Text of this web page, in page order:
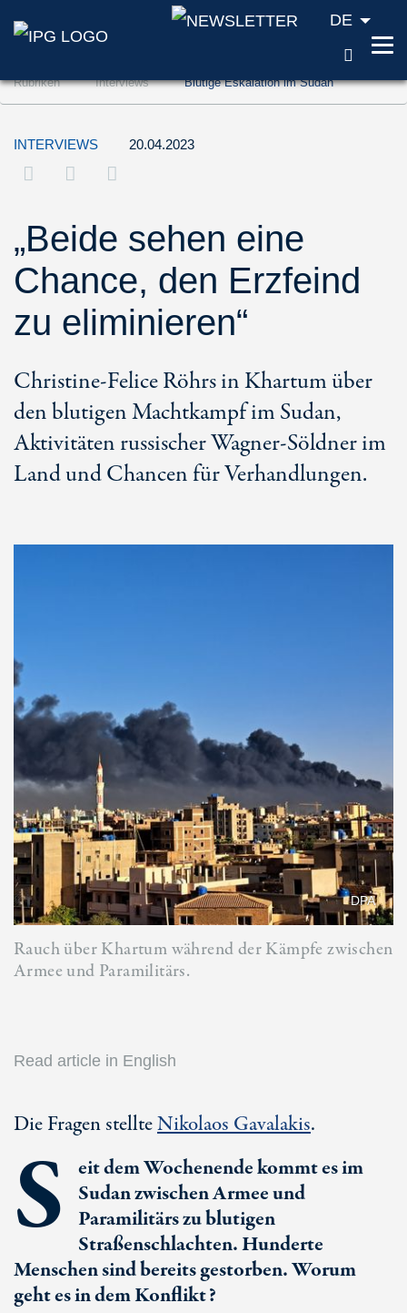
Zum Inhalt springen (Accesskey '1')
Zur Suche springen (Accesskey '2')
Zur Navigation springen (Accesskey '3')
DE
Rubriken Interviews Blutige Eskalation im Sudan
INTERVIEWS 20.04.2023
„Beide sehen eine
Chance, den Erzfeind
zu eliminieren“
Christine-Felice Röhrs in Khartum über
den blutigen Machtkampf im Sudan,
Aktivitäten russischer Wagner-Söldner im
Land und Chancen für Verhandlungen.
DPA
Rauch über Khartum während der Kämpfe zwischen
Armee und Paramilitärs.
Read article in English
Die Fragen stellteNikolaos Gavalakis.
S eit dem Wochenende kommt es im
Sudan zwischen Armee und
Paramilitärs zu blutigen
Straßenschlachten. Hunderte
Menschen sind bereits gestorben. Worum
geht es in dem Konflikt?